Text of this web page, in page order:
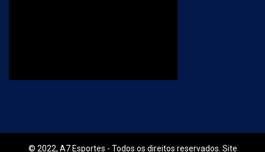
© 2022, A7 Esportes - Todos os direitos reservados. Site